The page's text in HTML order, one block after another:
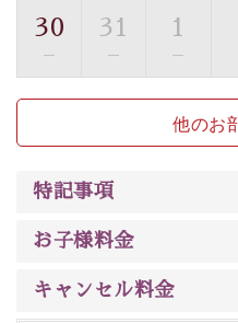
【旅】
豊富な知識を持ったドラ
事前ご予約
は【3日前まで】にお電話
※交通規制などにより運行
※年末年始及び御柱祭前後
上諏訪温泉“しんゆ”なら
30
—
31
—
1
—
他のお
特記事項
お子様料金
キャンセル料金